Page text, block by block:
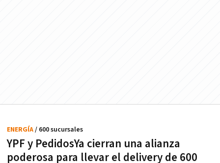
YPF y PedidosYa cierran una alianza
poderosa para llevar el delivery de 600
ENERGÍA/ 600 sucursales